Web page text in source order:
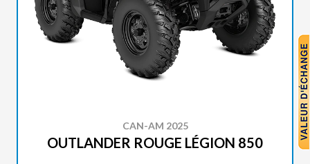
CAN-AM 2025
OUTLANDER ROUGE LÉGION 850